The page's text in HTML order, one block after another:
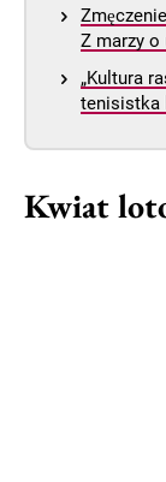
Z marzy o
„Kultura
tenisistka
Kwiat